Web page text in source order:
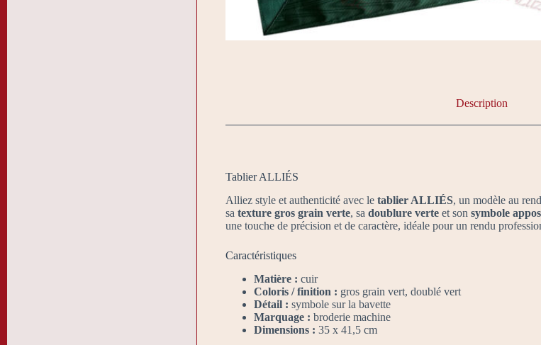
Description
Tablier ALLIÉS
Alliez style et authenticité avec le tablier ALLIÉS, un modèle au
sa texture gros grain verte, sa doublure verteet son symbole
une touche de précision et de caractère, idéale pour un rendu
Caractéristiques
Matière : cuir
Coloris / finition : gros grain vert, doublé vert
Détail : symbole sur la bavette
Marquage : broderie machine
Dimensions : 35 x 41,5 cm